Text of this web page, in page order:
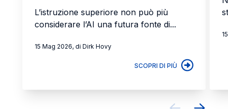
L’istruzione superiore non può più
considerare l’AI una futura fonte di...
15 Mag 2026, di Dirk Hovy
SCOPRI DI PIÙ